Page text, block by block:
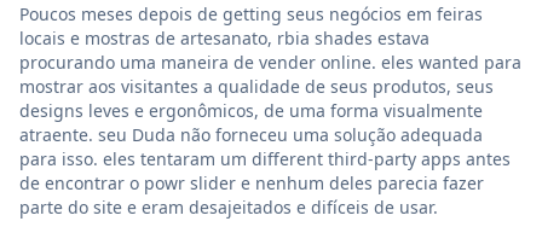
Poucos meses depois de getting seus negócios em feiras
locais e mostras de artesanato, rbia shades estava
procurando uma maneira de vender online. eles wanted para
mostrar aos visitantes a qualidade de seus produtos, seus
designs leves e ergonômicos, de uma forma visualmente
atraente. seu Duda não forneceu uma solução adequada
para isso. eles tentaram um different third-party apps antes
de encontrar o powr slider e nenhum deles parecia fazer
parte do site e eram desajeitados e difíceis de usar.